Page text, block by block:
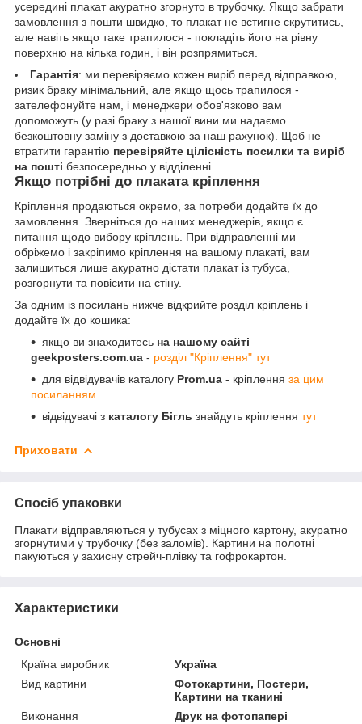
усередині плакат акуратно згорнуто в трубочку. Якщо забрати
замовлення з пошти швидко, то плакат не встигне скрутитись,
але навіть якщо таке трапилося - покладіть його на рівну
поверхню на кілька годин, і він розпрямиться.
Гарантія: ми перевіряємо кожен виріб перед відправкою,
ризик браку мінімальний, але якщо щось трапилося -
зателефонуйте нам, і менеджери обов'язково вам
допоможуть (у разі браку з нашої вини ми надаємо
безкоштовну заміну з доставкою за наш рахунок). Щоб не
втратити гарантію перевіряйте цілісність посилки та виріб
на пошті безпосередньо у відділенні.
Якщо потрібні до плаката кріплення
Кріплення продаються окремо, за потреби додайте їх до
замовлення. Зверніться до наших менеджерів, якщо є
питання щодо вибору кріплень. При відправленні ми
обріжемо і закріпимо кріплення на вашому плакаті, вам
залишиться лише акуратно дістати плакат із тубуса,
розгорнути та повісити на стіну.
За одним із посилань нижче відкрийте розділ кріплень і
додайте їх до кошика:
якщо ви знаходитесь на нашому сайті
geekposters.com.ua - розділ "Кріплення" тут
для відвідувачів каталогу Prom.ua - кріплення за цим
посиланням
відвідувачі з каталогу Бігль знайдуть кріплення тут
Приховати
Спосіб упаковки
Плакати відправляються у тубусах з міцного картону, акуратно
згорнутими у трубочку (без заломів). Картини на полотні
пакуються у захисну стрейч-плівку та гофрокартон.
Характеристики
Основні
Країна виробник
Україна
Вид картини
Фотокартини, Постери,
Картини на тканині
Виконання
Друк на фотопапері